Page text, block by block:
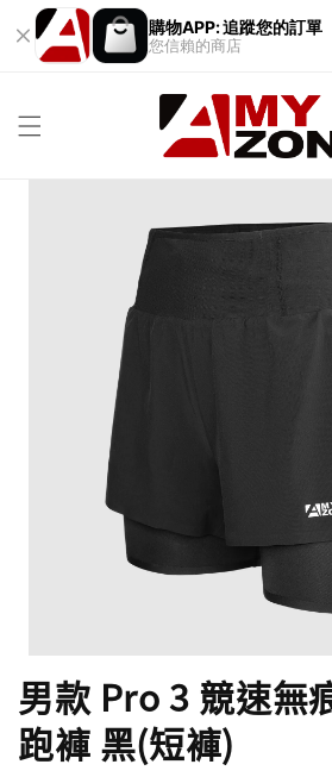
購物APP: 追蹤您的訂單
您信賴的商店
男款 Pro 3 競速無
跑褲 黑(短褲)